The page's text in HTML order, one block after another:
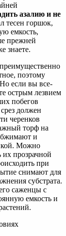
азалию и не
тесен горшок,
емкость,
прежней
знаете.
поэтому
если вы все-
острым лезвием
побегов
должен
черенков
торф на
и
Можно
прозрачной
при
снимают для
субстрата.
саженцы с
емкость и